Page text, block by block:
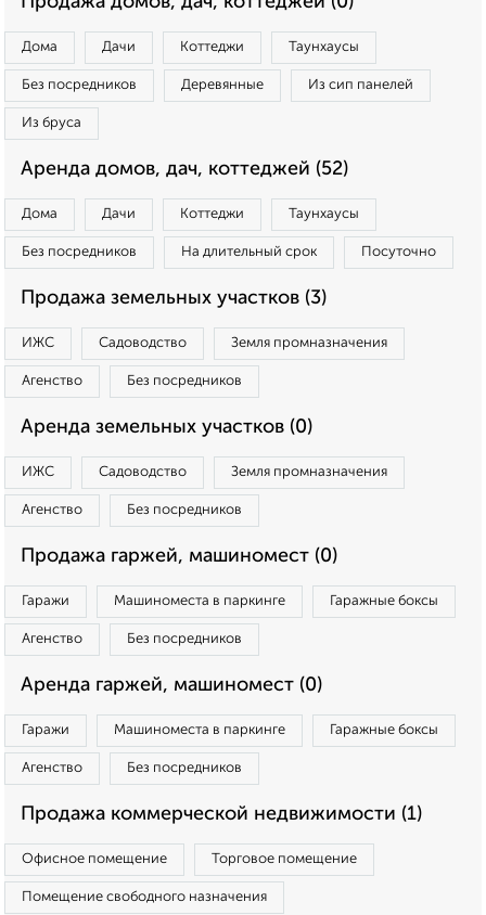
Дома Дачи Коттеджи Таунхаусы
Без посредников Деревянные Из сип панелей
Из бруса
Аренда домов, дач, коттеджей (52)
Дома Дачи Коттеджи Таунхаусы
Без посредников На длительный срок Посуточно
Продажа земельных участков (3)
ИЖС Садоводство Земля промназначения
Агенство Без посредников
Аренда земельных участков (0)
ИЖС Садоводство Земля промназначения
Агенство Без посредников
Продажа гаржей, машиномест (0)
Гаражи Машиноместа в паркинге Гаражные боксы
Агенство Без посредников
Аренда гаржей, машиномест (0)
Гаражи Машиноместа в паркинге Гаражные боксы
Агенство Без посредников
Продажа коммерческой недвижимости (1)
Офисное помещение Торговое помещение
Помещение свободного назначения